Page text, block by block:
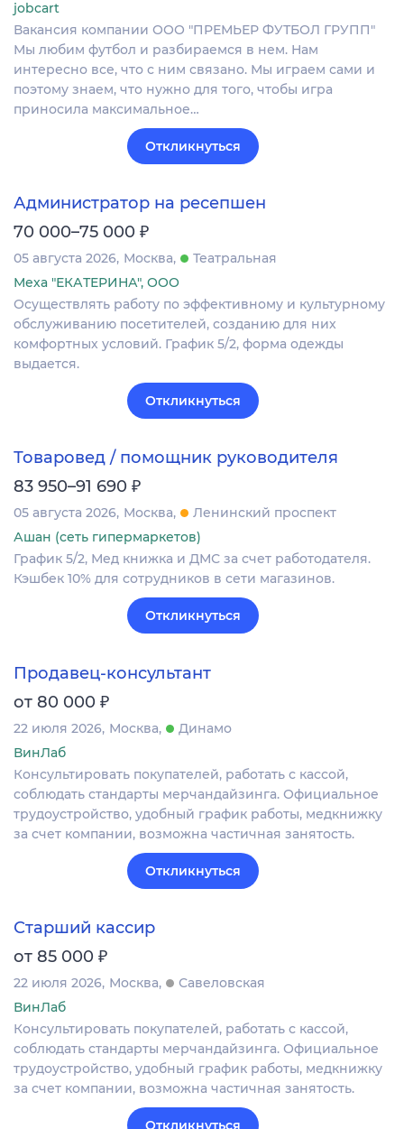
jobcart
Вакансия компании ООО "ПРЕМЬЕР ФУТБОЛ ГРУПП"
Мы любим футбол и разбираемся в нем. Нам
интересно все, что с ним связано. Мы играем сами и
поэтому знаем, что нужно для того, чтобы игра
приносила максимальное…
Откликнуться
Администратор на ресепшен
70 000–75 000 ₽
05 августа 2026 Москва
Театральная
Меха "ЕКАТЕРИНА", ООО
Осуществлять работу по эффективному и культурному
обслуживанию посетителей, созданию для них
комфортных условий. График 5/2, форма одежды
выдается.
Откликнуться
Товаровед / помощник руководителя
83 950–91 690 ₽
05 августа 2026 Москва
Ленинский проспект
Ашан (сеть гипермаркетов)
График 5/2, Мед книжка и ДМС за счет работодателя.
Кэшбек 10% для сотрудников в сети магазинов.
Откликнуться
Продавец-консультант
от 80 000 ₽
22 июля 2026 Москва
Динамо
ВинЛаб
Консультировать покупателей, работать с кассой,
соблюдать стандарты мерчандайзинга. Официальное
трудоустройство, удобный график работы, медкнижку
за счет компании, возможна частичная занятость.
Откликнуться
Старший кассир
от 85 000 ₽
22 июля 2026 Москва
Савеловская
ВинЛаб
Консультировать покупателей, работать с кассой,
соблюдать стандарты мерчандайзинга. Официальное
трудоустройство, удобный график работы, медкнижку
за счет компании, возможна частичная занятость.
Откликнуться